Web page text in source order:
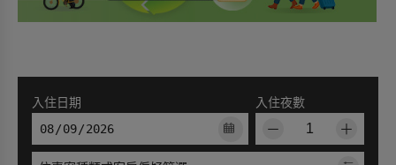
入住日期
入住夜數
－
＋